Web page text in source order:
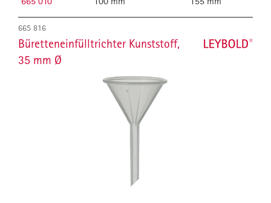
665 816
Büretteneinfülltrichter Kunststoff,
35 mm Ø